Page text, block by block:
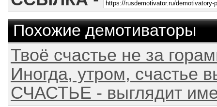
Похожие демотиваторы
Твоё счастье не за
Иногда, утром, счастье
СЧАСТЬЕ - выглядит